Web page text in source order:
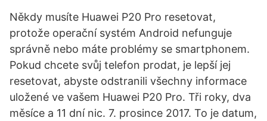
Někdy musíte Huawei P20 Pro resetovat,
protože operační systém Android nefunguje
správně nebo máte problémy se smartphonem.
Pokud chcete svůj telefon prodat, je lepší jej
resetovat, abyste odstranili všechny informace
uložené ve vašem Huawei P20 Pro. Tři roky, dva
měsíce a 11 dní nic. 7. prosince 2017. To je datum,